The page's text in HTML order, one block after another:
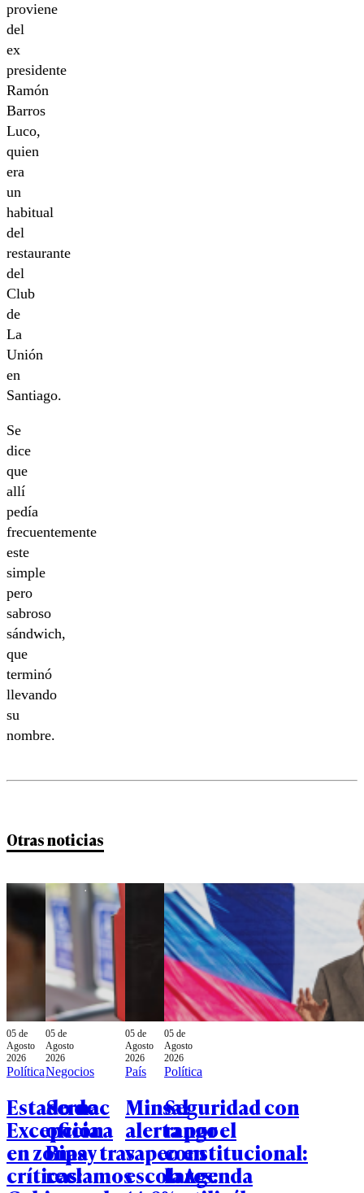
proviene
del
ex
presidente
Ramón
Barros
Luco,
quien
era
un
habitual
del
restaurante
del
Club
de
La
Unión
en
Santiago.
Se
dice
que
allí
pedía
frecuentemente
este
simple
pero
sabroso
sándwich,
que
terminó
llevando
su
nombre.
Otras noticias
05 de
Agosto
2026
Política
Estado de
Excepción
en zonas
críticas:
05 de
Agosto
2026
Negocios
Sernac
oficia a
Bipay tras
reclamos
05 de
Agosto
2026
País
Minsal
alerta por el
vapeo en
escolares:
05 de
Agosto
2026
Política
Seguridad con
rango
constitucional:
la Agenda